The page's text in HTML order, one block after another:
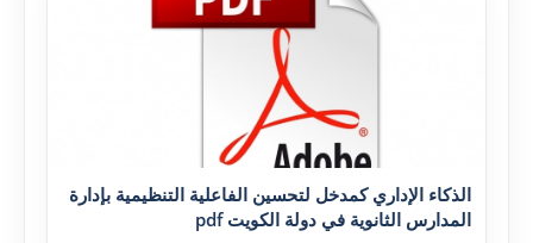
الذکاء الإداري کمدخل لتحسين الفاعلية التنظيمية بإدارة
المدارس الثانوية في دولة الکويت pdf